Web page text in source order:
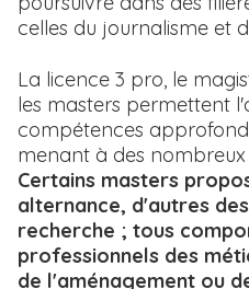
celles du journalisme et
La licence 3 pro, le
les masters permettent
compétences
menant à des
Certains masters
alternance, d'autres
recherche ; tous
professionnels des
de l'aménagement ou